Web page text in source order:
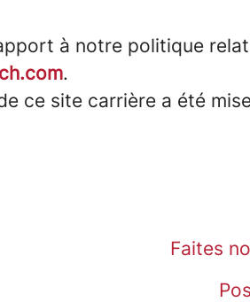
à notre politique
.
ce site carrière a été
Faites